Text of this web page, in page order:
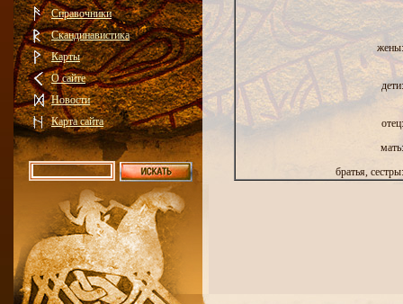
Справочники
Скандинавистика
Карты
О сайте
Новости
Карта сайта
жены:
дети:
отец:
мать:
братья, сестры: